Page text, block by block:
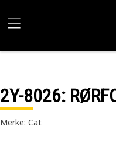
2Y-8026:
Merke: Cat